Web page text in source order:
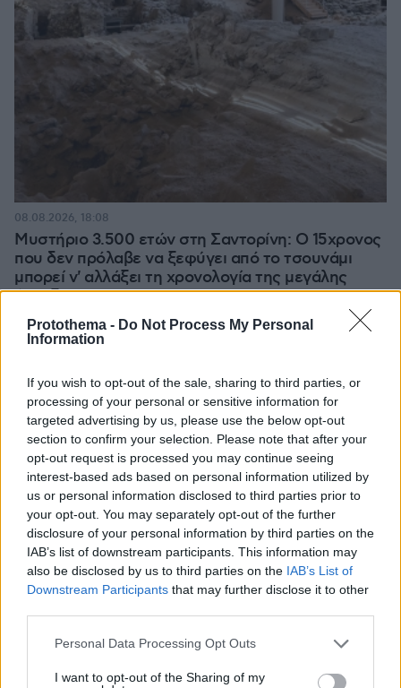
Protothema - Do Not Process My Personal
Information
If you wish to opt-out of the sale, sharing to third parties, or
processing of your personal or sensitive information for
targeted advertising by us, please use the below opt-out
section to confirm your selection. Please note that after your
opt-out request is processed you may continue seeing
interest-based ads based on personal information utilized by
us or personal information disclosed to third parties prior to
your opt-out. You may separately opt-out of the further
disclosure of your personal information by third parties on the
IAB’s list of downstream participants. This information may
also be disclosed by us to third parties on the IAB’s List of
Downstream Participants that may further disclose it to other
Please note that this website/app uses one or more Google
not limited to your visit or usage behaviour. You may click to
Personal Data Processing Opt Outs
I want to opt-out of the Sharing of my
Μυστήριο 3.500 ετών στη Σαντορίνη: Ο 15χρονος
που δεν πρόλαβε να ξεφύγει από το τσουνάμι
μπορεί ν' αλλάξει τη χρονολογία της μεγάλης
έκρηξης
08.08.2026, 18:08